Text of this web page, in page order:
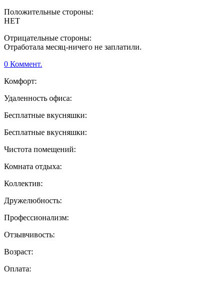
Положительные стороны:
НЕТ
Отрицательные стороны:
Отработала месяц-ничего не заплатили.
0 Коммент.
Комфорт:
Удаленность офиса:
Бесплатные вкусняшки:
Бесплатные вкусняшки:
Чистота помещений:
Комната отдыха:
Коллектив:
Дружелюбность:
Профессионализм:
Отзывчивость:
Возраст:
Оплата: